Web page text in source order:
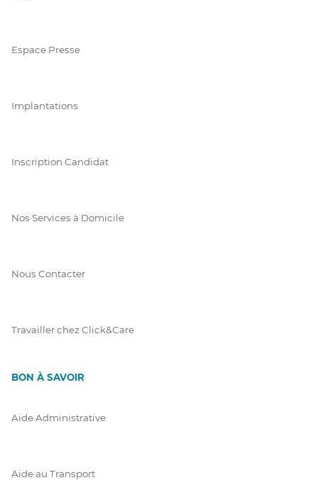
Espace Presse
Implantations
Inscription Candidat
Nos Services à Domicile
Nous Contacter
Travailler chez Click&Care
BON À SAVOIR
Aide Administrative
Aide au Transport